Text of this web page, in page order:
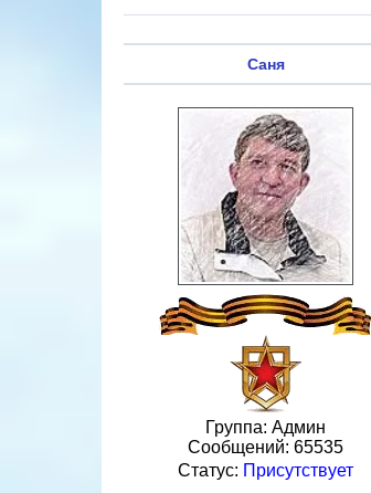
Саня
Группа: Админ
Сообщений: 65535
Статус: Присутствует